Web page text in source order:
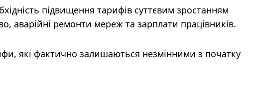
підвищення тарифів суттєвим зростанням
аварійні ремонти мереж та зарплати працівників.
які фактично залишаються незмінними з початку